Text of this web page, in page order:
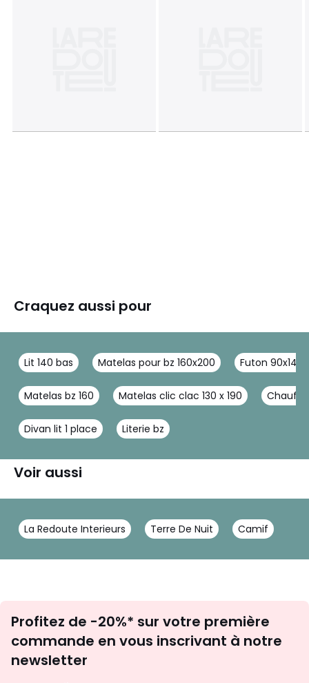
Craquez aussi pour
Lit 140 bas Matelas pour bz 160x200 Futon 90x140
Matelas bz 160 Matelas clic clac 130 x 190
Divan lit 1 place Literie bz
Voir aussi
La Redoute Interieurs Terre De Nuit Camif
newsletter
Profitez de -20%* sur votre première
commande en vous inscrivant à notre
newsletter